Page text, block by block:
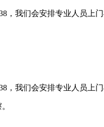
，我们会安排专业人员上门
，我们会安排专业人员上门